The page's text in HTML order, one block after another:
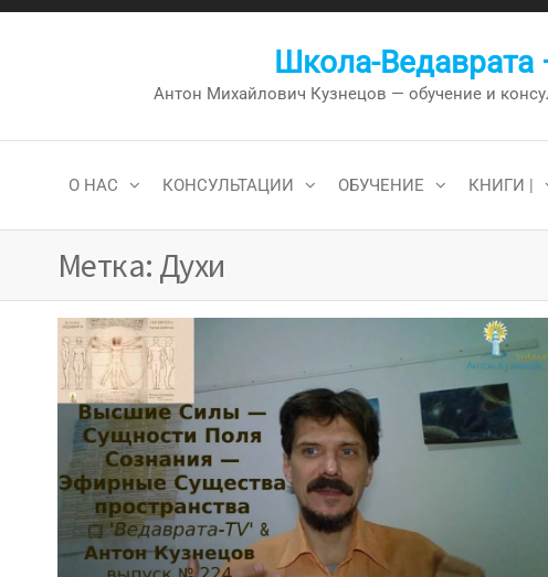
Перейти
Школа-Ведаврата
Антон Михайлович Кузнецов — обучение и
О НАС КОНСУЛЬТАЦИИ ОБУЧЕНИЕ КНИГИ |
Метка: Духи